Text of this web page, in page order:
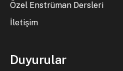
Özel Enstrüman Dersleri
İletişim
Duyurular